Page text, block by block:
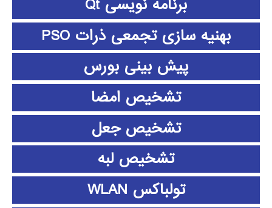
برنامه نویسی Qt
بهنیه سازی تجمعی ذرات PSO
پیش بینی بورس
تشخیص امضا
تشخیص جعل
تشخیص لبه
تولباکس WLAN